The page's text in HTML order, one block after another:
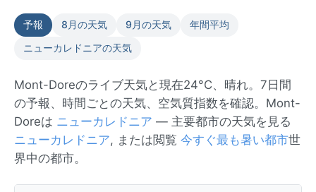
予報 8月の天気 9月の天気
年間平均
ニューカレドニアの天気
Mont-Doreのライブ天気と現在24°C、晴れ。7日間
の予報、時間ごとの天気、空気質指数を確認。Mont-
Doreは ニューカレドニア — 主要都市の天気を見る
ニューカレドニア, または閲覧 今すぐ最も暑い都市世
界中の都市。